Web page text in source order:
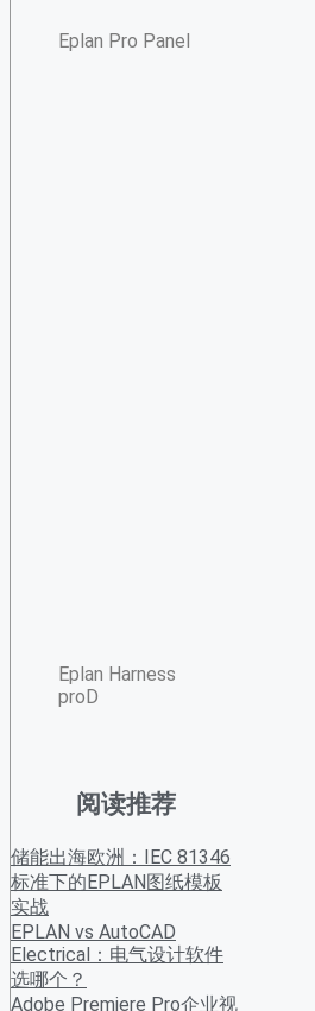
Eplan Pro Panel
Eplan Harness
proD
阅读推荐
储能出海欧洲：IEC 81346
标准下的EPLAN图纸模板
实战
EPLAN vs AutoCAD
Electrical：电气设计软件
选哪个？
Adobe Premiere Pro企业视